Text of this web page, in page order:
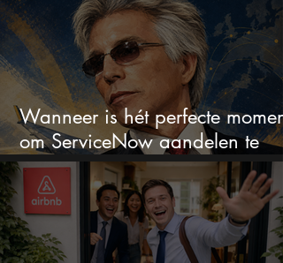
Wanneer is hét perfecte moment
om ServiceNow aandelen te
kopen?